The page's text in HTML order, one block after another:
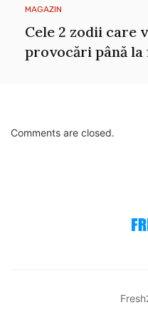
MAGAZIN
Cele 2 zodii care
provocări până
Comments are closed.